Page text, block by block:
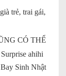
trẻ, trai gái,
CÓ THỂ
ahihi
Sinh Nhật